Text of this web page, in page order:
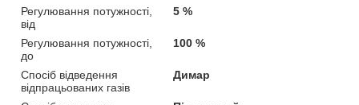
Регулювання потужності,
від
5 %
Регулювання потужності,
до
100 %
Спосіб відведення
відпрацьованих газів
Димар